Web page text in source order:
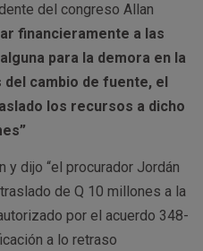
del congreso Allan
financieramente a las
para la demora en la
cambio de fuente, el
los recursos a dicho
y dijo “el procurador Jordán
de Q 10 millones a la
por el acuerdo 348-
a lo retraso